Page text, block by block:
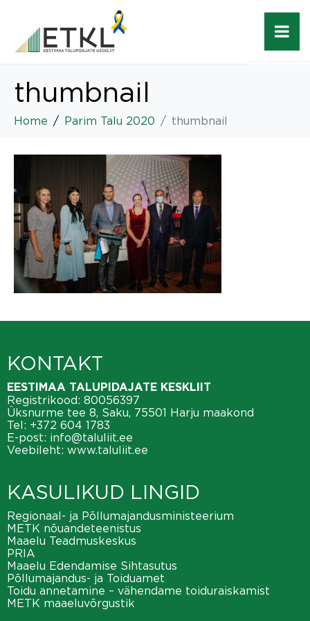
thumbnail
Home Parim Talu 2020 thumbnail
KONTAKT
EESTIMAA TALUPIDAJATE KESKLIIT
Registrikood: 80056397
Üksnurme tee 8, Saku, 75501 Harju maakond
Tel: +372 604 1783
E-post: info@taluliit.ee
Veebileht: www.taluliit.ee
KASULIKUD LINGID
Regionaal- ja Põllumajandusministeerium
METK nõuandeteenistus
Maaelu Teadmuskeskus
PRIA
Maaelu Edendamise Sihtasutus
Põllumajandus- ja Toiduamet
Toidu annetamine – vähendame toiduraiskamist
METK maaeluvõrgustik